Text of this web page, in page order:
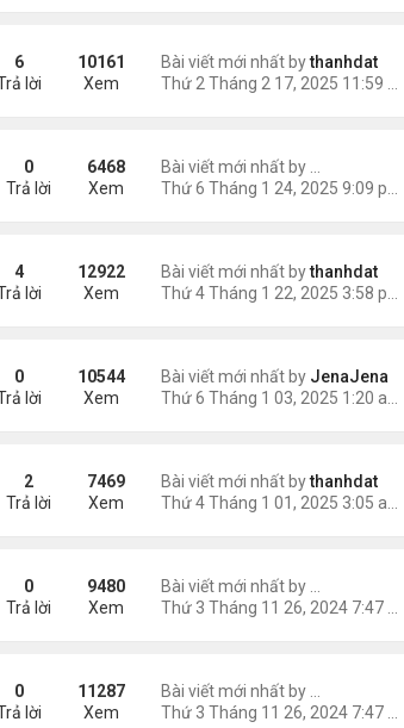
Bài viết mới nhất bythanhdat
6
lời
10161
Xem
0
Trả lời
6468
Xem
Bài viết mới nhất bythanhdat
4
lời
12922
Xem
Bài viết mới nhất by JenaJena
0
lời
10544
Xem
Bài viết mới nhất bythanhdat
2
Trả lời
7469
Xem
the Game
0
Trả lời
9480
Xem
Role
0
lời
11287
Xem